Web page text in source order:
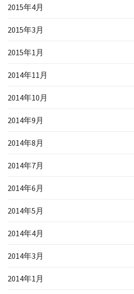
2015年4月
2015年3月
2015年1月
2014年11月
2014年10月
2014年9月
2014年8月
2014年7月
2014年6月
2014年5月
2014年4月
2014年3月
2014年1月